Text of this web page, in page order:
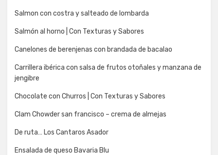
Salmon con costra y salteado de lombarda
Salmón al horno | Con Texturas y Sabores
Canelones de berenjenas con brandada de bacalao
Carrillera ibérica con salsa de frutos otoñales y manzana de
jengibre
Chocolate con Churros | Con Texturas y Sabores
Clam Chowder san francisco – crema de almejas
De ruta… Los Cantaros Asador
Ensalada de queso Bavaria Blu